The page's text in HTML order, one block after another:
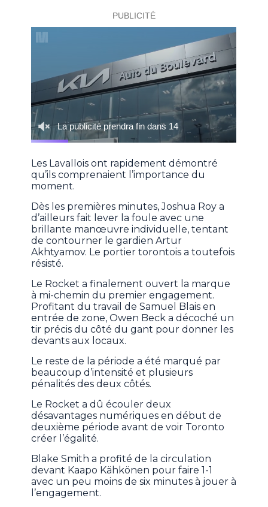
Les Lavallois ont rapidement démontré
qu’ils comprenaient l’importance du
moment.
Dès les premières minutes, Joshua Roy a
d’ailleurs fait lever la foule avec une
brillante manœuvre individuelle, tentant
de contourner le gardien Artur
Akhtyamov. Le portier torontois a toutefois
résisté.
Le Rocket a finalement ouvert la marque
à mi-chemin du premier engagement.
Profitant du travail de Samuel Blais en
entrée de zone, Owen Beck a décoché un
tir précis du côté du gant pour donner les
devants aux locaux.
Le reste de la période a été marqué par
beaucoup d’intensité et plusieurs
pénalités des deux côtés.
Le Rocket a dû écouler deux
désavantages numériques en début de
deuxième période avant de voir Toronto
créer l’égalité.
Blake Smith a profité de la circulation
devant Kaapo Kähkönen pour faire 1-1
avec un peu moins de six minutes à jouer à
l’engagement.